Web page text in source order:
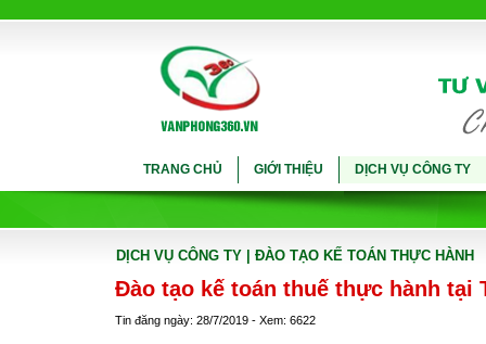
TRANG CHỦ GIỚI THIỆU DỊCH VỤ CÔNG TY
DỊCH VỤ CÔNG TY | ĐÀO TẠO KẾ TOÁN THỰC HÀNH
Đào tạo kế toán thuế thực hành tại
Tin đăng ngày: 28/7/2019 - Xem: 6622